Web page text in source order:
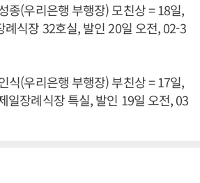
종(우리은행 부행장) 모친상 = 18일,
례식장 32호실, 발인 20일 오전, 02-3
식(우리은행 부행장) 부친상 = 17일,
일장례식장 특실, 발인 19일 오전, 03